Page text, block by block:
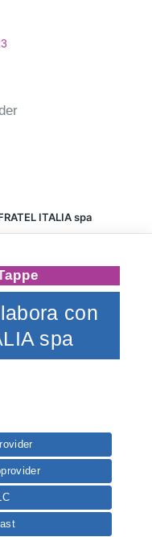
ITALIA spa
con
spa